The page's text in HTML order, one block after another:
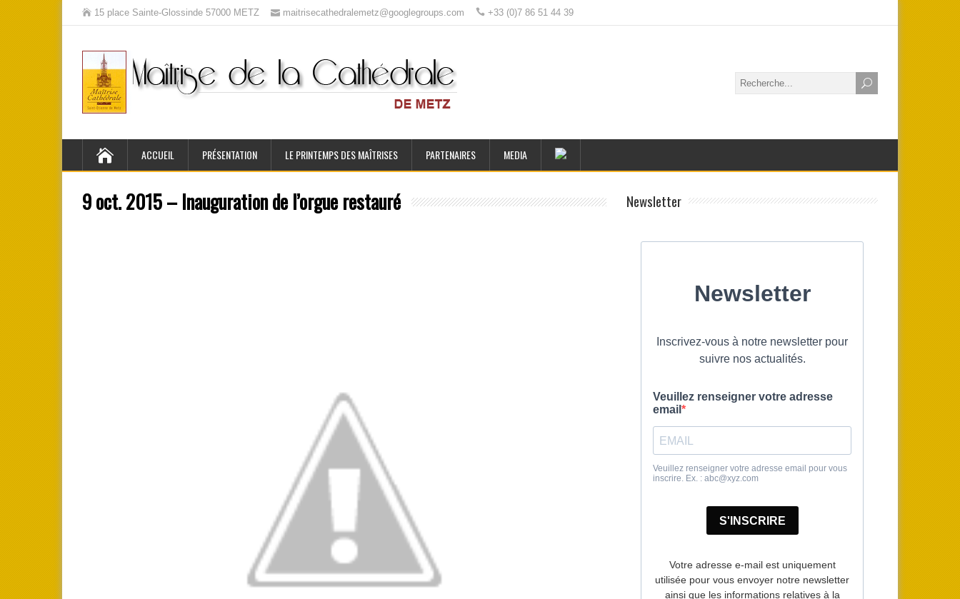
15 place Sainte-Glossinde 57000 METZ maitrisecathedralemetz@googlegroups.com +33 (0)7 86 51 44 39
ACCUEIL PRÉSENTATION LE PRINTEMPS DES MAÎTRISES PARTENAIRES MEDIA
9 oct. 2015 – Inauguration de l’orgue restauré Newsletter